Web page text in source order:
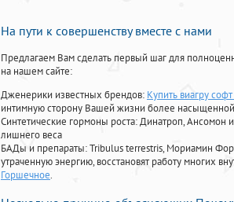
На пути к совершенству вместе с нами
Предлагаем Вам сделать первый шаг для
на нашем сайте:
Дженерики известных брендов: Купить виагру
интимную сторону Вашей жизни более
Синтетические гормоны роста: Динатроп, Ансомон
лишнего веса
БАДы и препараты:Tribulus terrestris, Мориамин
утраченную энергию, восстановят работу многих
Горшечное.